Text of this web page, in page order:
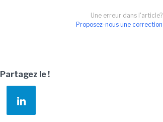
Une erreur dans l'article?
Proposez-nous une correction
Partagez le !